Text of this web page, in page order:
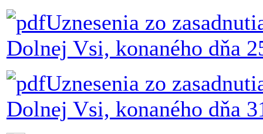
Uznesenia zo
Dolnej Vsi, konaného dňa
Uznesenia zo
Dolnej Vsi, konaného dňa